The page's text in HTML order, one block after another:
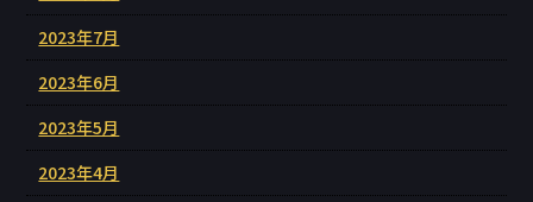
2023年7月
2023年6月
2023年5月
2023年4月